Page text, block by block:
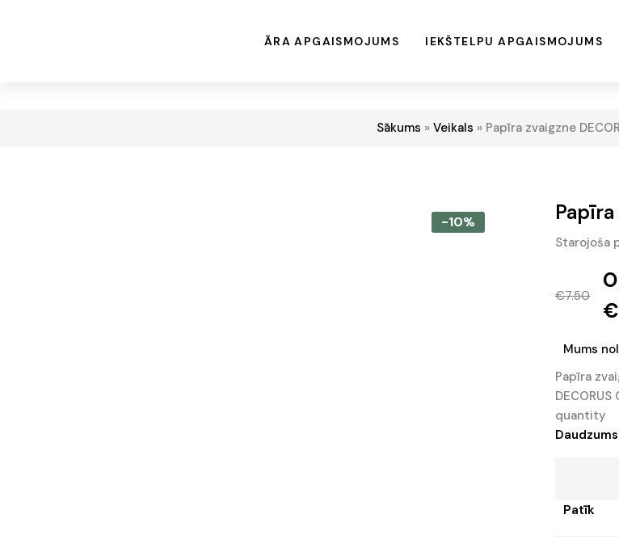
ĀRA APGAISMOJUMS IEKŠTELPU APGAISMOJUMS
Sākums » Veikals » Papīra zvaigzne
-10% Papīra
Starojoša
€7.50
Mums
Papīra
DECORUS
quantity
Patīk